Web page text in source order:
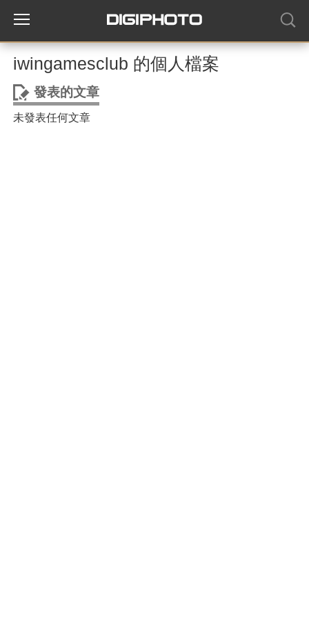
iwingamesclub 的個人檔案
發表的文章
未發表任何文章